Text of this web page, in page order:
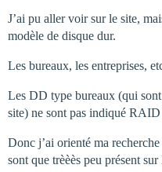
J’ai pu aller voir sur le site,
modèle de disque dur.
Les bureaux, les entreprises,
Les DD type bureaux (qui
site) ne sont pas indiqué RAID
Donc j’ai orienté ma
sont que trèèès peu présent